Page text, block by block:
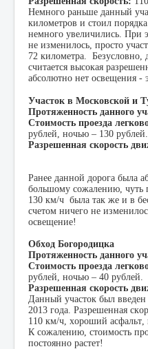
Немного раньше данный
километров и стоил
немного увеличились. При
не изменилось, просто
72 километра. Безусловно,
считается высокая
абсолютно нет освещения -
Участок в Московской и
Протяженность данного
Стоимость проезда
рублей, ночью – 130 рублей.
Разрешенная скорость
Ранее данной дорога была
большому сожалению, чуть
130 км/ч была так же и в
счетом ничего не
освещение!
Обход Богородицка
Протяженность данного
Стоимость проезда
рублей, ночью – 40 рублей.
Разрешенная скорость
Данный участок был введен
2013 года. Разрешенная
110 км/ч, хороший асфальт,
К сожалению, стоимость
постоянно растет!